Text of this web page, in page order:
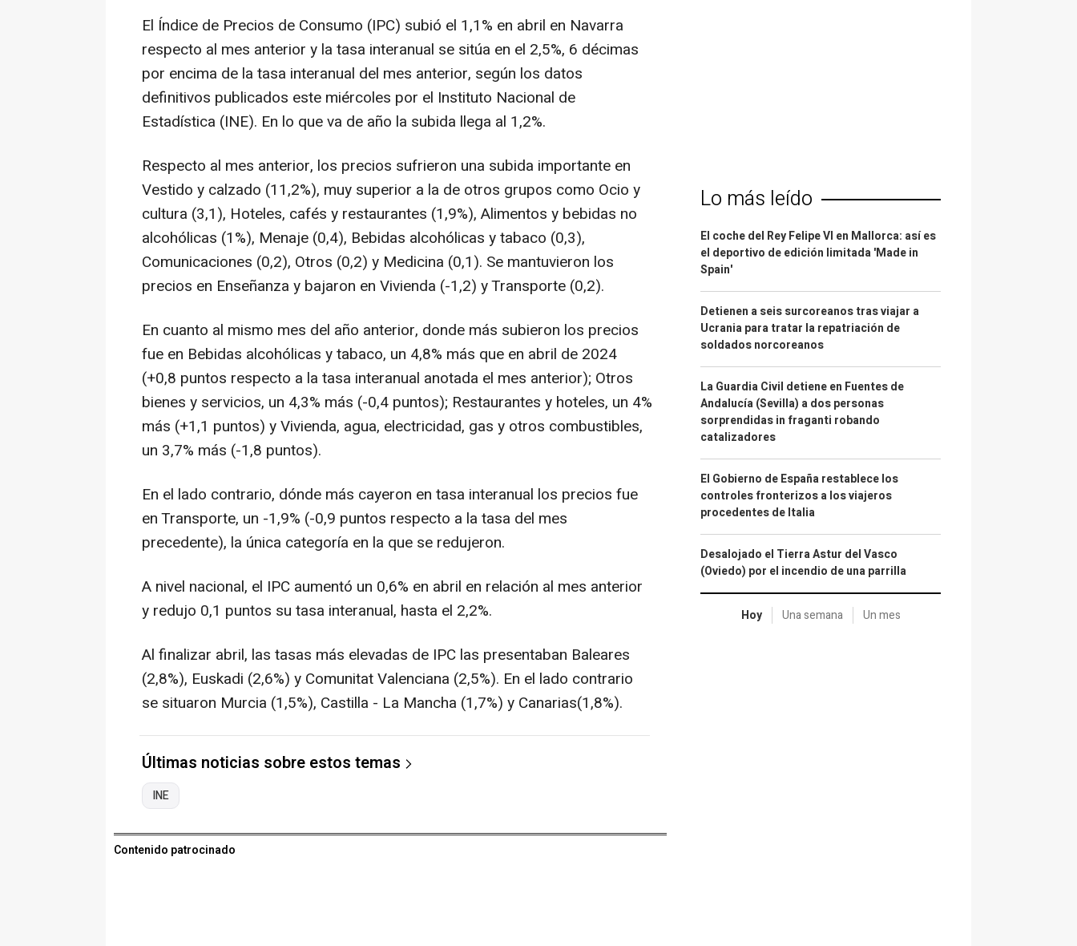
El Índice de Precios de Consumo (IPC) subió el 1,1% en abril en Navarra
respecto al mes anterior y la tasa interanual se sitúa en el 2,5%, 6 décimas
por encima de la tasa interanual del mes anterior, según los datos
definitivos publicados este miércoles por el Instituto Nacional de
Estadística (INE). En lo que va de año la subida llega al 1,2%.
Respecto al mes anterior, los precios sufrieron una subida importante en
Vestido y calzado (11,2%), muy superior a la de otros grupos como Ocio y
cultura (3,1), Hoteles, cafés y restaurantes (1,9%), Alimentos y bebidas no
alcohólicas (1%), Menaje (0,4), Bebidas alcohólicas y tabaco (0,3),
Comunicaciones (0,2), Otros (0,2) y Medicina (0,1). Se mantuvieron los
precios en Enseñanza y bajaron en Vivienda (-1,2) y Transporte (0,2).
En cuanto al mismo mes del año anterior, donde más subieron los precios
fue en Bebidas alcohólicas y tabaco, un 4,8% más que en abril de 2024
(+0,8 puntos respecto a la tasa interanual anotada el mes anterior); Otros
bienes y servicios, un 4,3% más (-0,4 puntos); Restaurantes y hoteles, un 4%
más (+1,1 puntos) y Vivienda, agua, electricidad, gas y otros combustibles,
un 3,7% más (-1,8 puntos).
En el lado contrario, dónde más cayeron en tasa interanual los precios fue
en Transporte, un -1,9% (-0,9 puntos respecto a la tasa del mes
precedente), la única categoría en la que se redujeron.
A nivel nacional, el IPC aumentó un 0,6% en abril en relación al mes anterior
y redujo 0,1 puntos su tasa interanual, hasta el 2,2%.
Al finalizar abril, las tasas más elevadas de IPC las presentaban Baleares
(2,8%), Euskadi (2,6%) y Comunitat Valenciana (2,5%). En el lado contrario
se situaron Murcia (1,5%), Castilla - La Mancha (1,7%) y Canarias(1,8%).
Últimas noticias sobre estos temas
INE
Contenido patrocinado
Lo más leído
El coche del Rey Felipe VI en Mallorca: así es
el deportivo de edición limitada 'Made in
Spain'
Detienen a seis surcoreanos tras viajar a
Ucrania para tratar la repatriación de
soldados norcoreanos
La Guardia Civil detiene en Fuentes de
Andalucía (Sevilla) a dos personas
sorprendidas in fraganti robando
catalizadores
El Gobierno de España restablece los
controles fronterizos a los viajeros
procedentes de Italia
Desalojado el Tierra Astur del Vasco
(Oviedo) por el incendio de una parrilla
Hoy Una semana Un mes